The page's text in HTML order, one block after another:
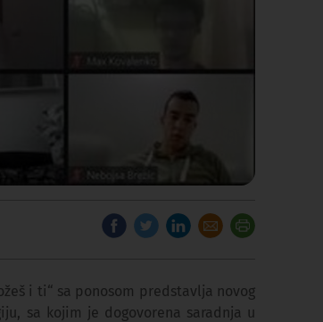
i ti“ sa ponosom predstavlja novog
sa kojim je dogovorena saradnja u